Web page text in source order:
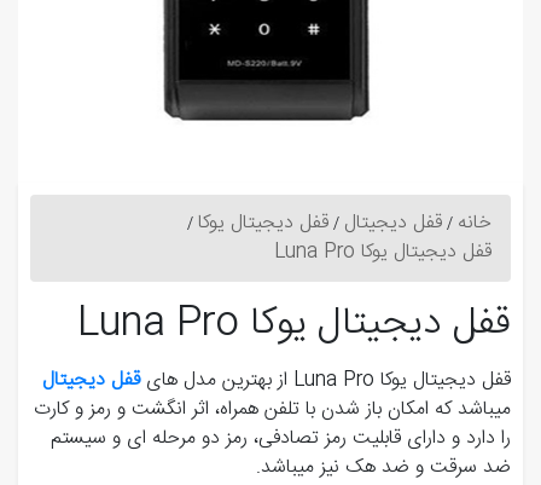
خانه قفل دیجیتال قفل دیجیتال یوکا
قفل دیجیتال یوکا Luna Pro
قفل دیجیتال یوکا Luna Pro
قفل دیجیتال یوکا Luna Pro از بهترین مدل های
قفل دیجیتال
میباشد که امکان باز شدن با تلفن همراه، اثر انگشت و رمز و کارت
را دارد و دارای قابلیت رمز تصادفی، رمز دو مرحله ای و سیستم
ضد سرقت و ضد هک نیز میباشد.